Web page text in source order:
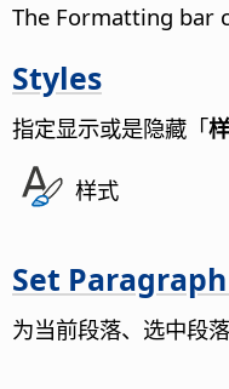
The Formatting bar
Styles
指定显示或是隐藏「
样式
Set
为当前段落、选中段